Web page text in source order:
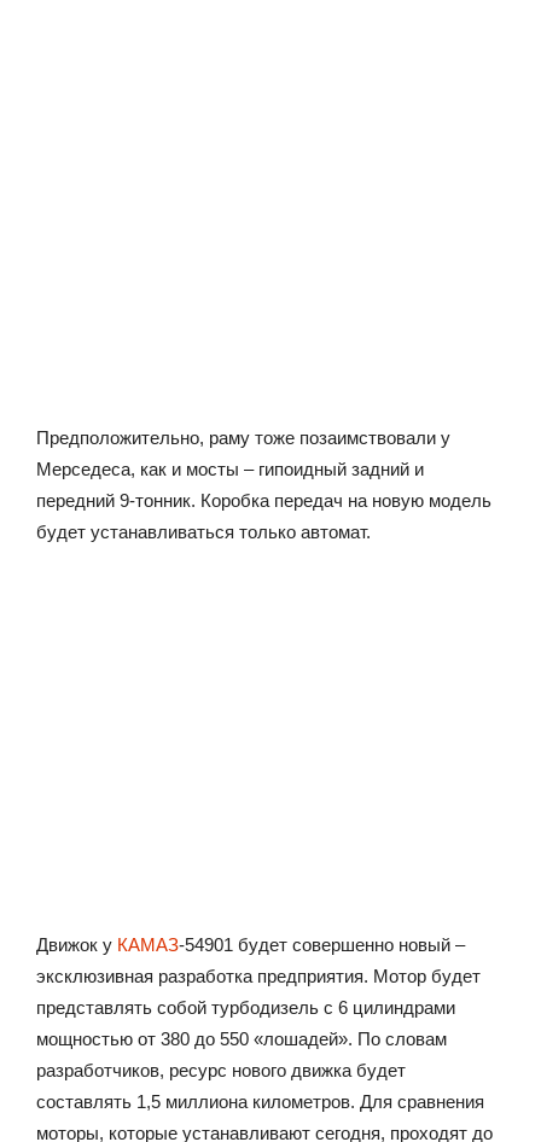
Предположительно, раму тоже позаимствовали у
Мерседеса, как и мосты – гипоидный задний и
передний 9-тонник. Коробка передач на новую модель
будет устанавливаться только автомат.
Движок у КАМАЗ-54901 будет совершенно новый –
эксклюзивная разработка предприятия. Мотор будет
представлять собой турбодизель с 6 цилиндрами
мощностью от 380 до 550 «лошадей». По словам
разработчиков, ресурс нового движка будет
составлять 1,5 миллиона километров. Для сравнения
моторы, которые устанавливают сегодня, проходят до